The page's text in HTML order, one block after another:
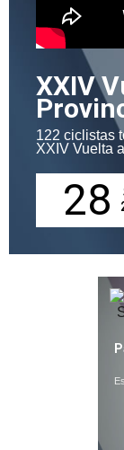
XXIV
122 ciclistas
XXIV Vuelta
28